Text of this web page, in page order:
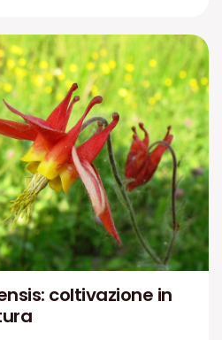
coltivazione in